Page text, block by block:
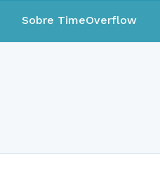
Sobre TimeOverflow